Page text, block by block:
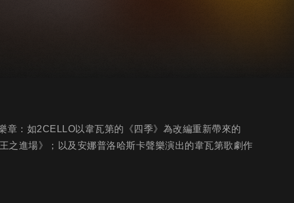
章：如2CELLO以韋瓦第的《四季》為改編重新帶來的
之進場》；以及安娜普洛哈斯卡聲樂演出的韋瓦第歌劇作